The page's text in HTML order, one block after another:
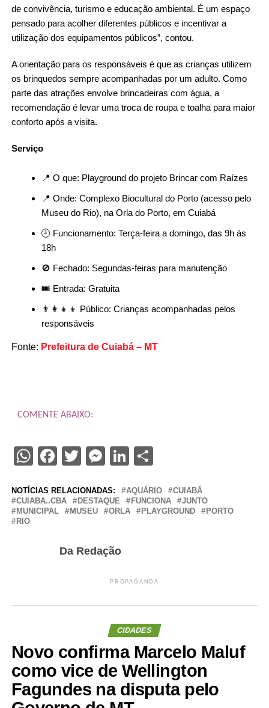
de convivência, turismo e educação ambiental. É um espaço
pensado para acolher diferentes públicos e incentivar a
utilização dos equipamentos públicos”, contou.
A orientação para os responsáveis é que as crianças utilizem
os brinquedos sempre acompanhadas por um adulto. Como
parte das atrações envolve brincadeiras com água, a
recomendação é levar uma troca de roupa e toalha para maior
conforto após a visita.
Serviço
📍 O que: Playground do projeto Brincar com Raízes
📍 Onde: Complexo Biocultural do Porto (acesso pelo
Museu do Rio), na Orla do Porto, em Cuiabá
🕘 Funcionamento: Terça-feira a domingo, das 9h às
18h
🚫 Fechado: Segundas-feiras para manutenção
🎟️ Entrada: Gratuita
👨‍👩‍👧‍👦 Público: Crianças acompanhadas pelos
responsáveis
Fonte: Prefeitura de Cuiabá – MT
COMENTE ABAIXO:
WhatsApp
Facebook
Twitter
Messenger
LinkedIn
Share
NOTÍCIAS RELACIONADAS: AQUÁRIO
CUIABÁ
CUIABA..CBA
DESTAQUE FUNCIONA
JUNTO
MUNICIPAL
MUSEU ORLA PLAYGROUND
PORTO
RIO
Da Redação
PROPAGANDA
CIDADES
Novo confirma Marcelo Maluf
como vice de Wellington
Fagundes na disputa pelo